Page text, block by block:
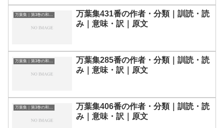
万葉集｜第3巻の和歌一覧
万葉集431番の作者・分類｜訓読・読
み｜意味・訳｜原文
万葉集｜第3巻の和歌一覧
万葉集285番の作者・分類｜訓読・読
み｜意味・訳｜原文
万葉集｜第3巻の和歌一覧
万葉集406番の作者・分類｜訓読・読
み｜意味・訳｜原文